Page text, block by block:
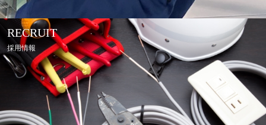
RECRUIT
採用情報